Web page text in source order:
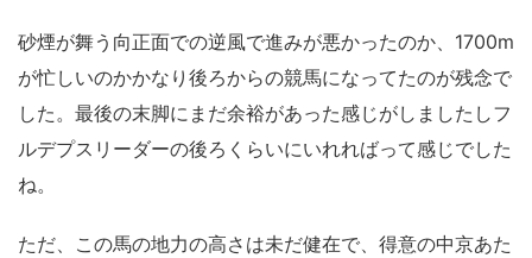
砂煙が舞う向正面での逆風で進みが悪かったのか、1700m
が忙しいのかかなり後ろからの競馬になってたのが残念で
した。最後の末脚にまだ余裕があった感じがしましたしフ
ルデプスリーダーの後ろくらいにいれればって感じでした
ね。
ただ、この馬の地力の高さは未だ健在で、得意の中京あた